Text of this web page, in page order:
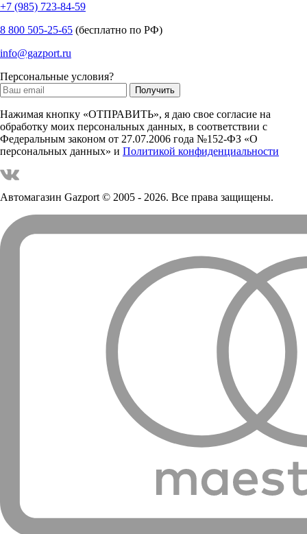
+7 (985) 723-84-59
8 800 505-25-65 (бесплатно по РФ)
info@gazport.ru
Персональные условия?
Нажимая кнопку «ОТПРАВИТЬ», я даю свое согласие на
обработку моих персональных данных, в соответствии с
Федеральным законом от 27.07.2006 года №152-ФЗ «О
персональных данных» и Политикой конфиденциальности
Автомагазин Gazport© 2005 - 2026. Все права защищены.